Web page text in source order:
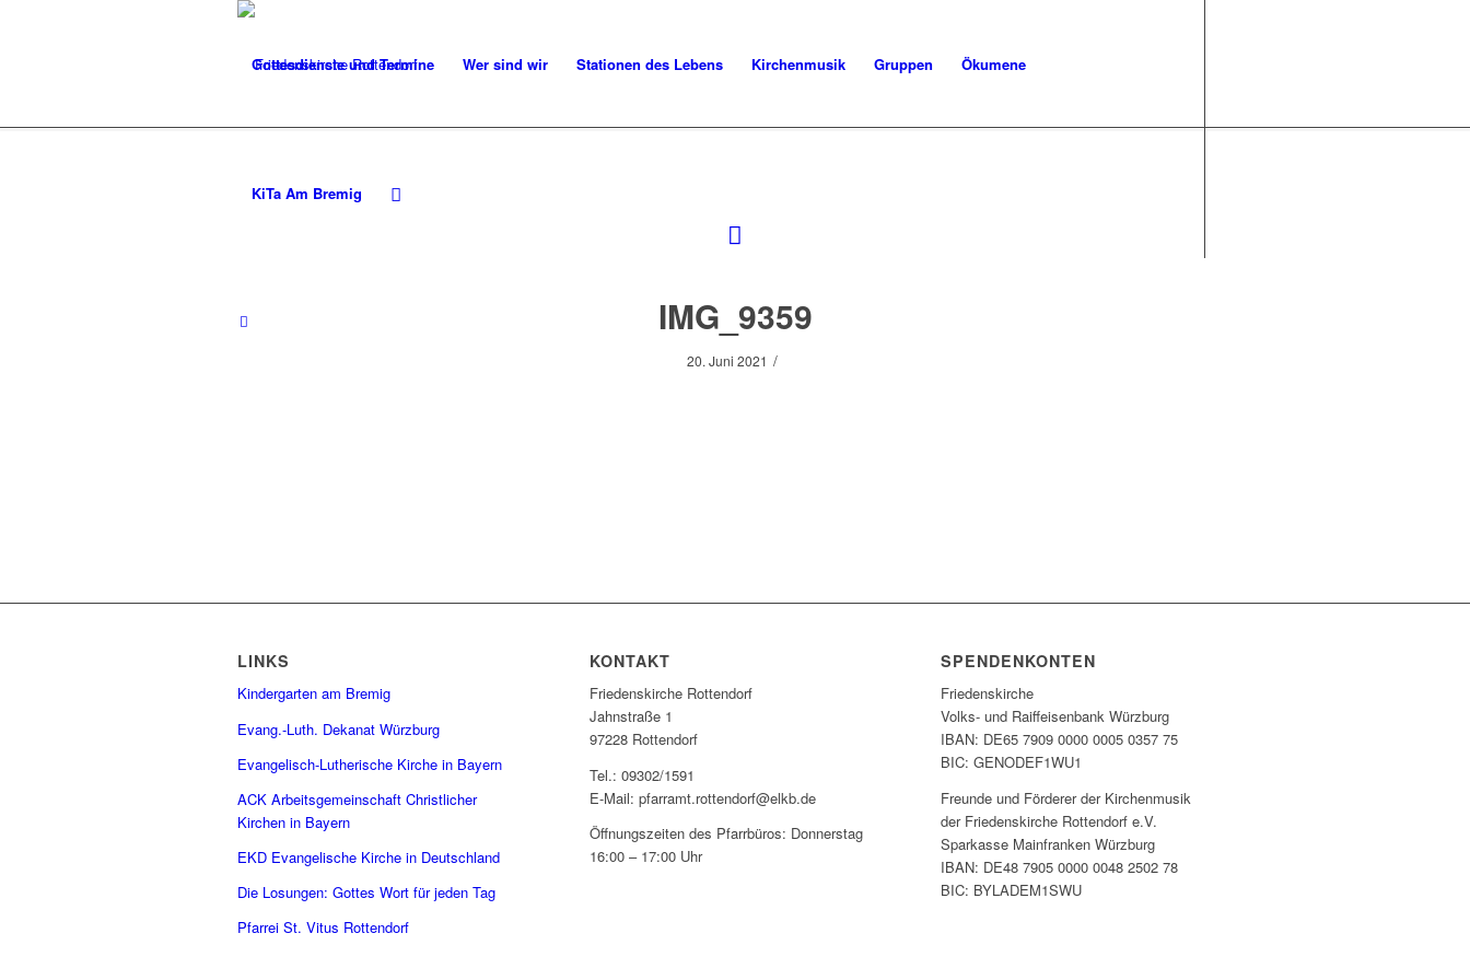
Gottesdienste und Termine Wer sind wir Stationen des Lebens Kirchenmusik Gruppen Ökumene
KiTa Am Bremig
IMG_9359
20. Juni 2021 /
LINKS
Kindergarten am Bremig
Evang.-Luth. Dekanat Würzburg
Evangelisch-Lutherische Kirche in Bayern
ACK Arbeitsgemeinschaft Christlicher
Kirchen in Bayern
EKD Evangelische Kirche in Deutschland
Die Losungen: Gottes Wort für jeden Tag
Pfarrei St. Vitus Rottendorf
KONTAKT
Friedenskirche Rottendorf
Jahnstraße 1
97228 Rottendorf
Tel.: 09302/1591
E-Mail: pfarramt.rottendorf@elkb.de
Öffnungszeiten des Pfarrbüros: Donnerstag
16:00 – 17:00 Uhr
SPENDENKONTEN
Friedenskirche
Volks- und Raiffeisenbank Würzburg
IBAN: DE65 7909 0000 0005 0357 75
BIC: GENODEF1WU1
Freunde und Förderer der Kirchenmusik
der Friedenskirche Rottendorf e.V.
Sparkasse Mainfranken Würzburg
IBAN: DE48 7905 0000 0048 2502 78
BIC: BYLADEM1SWU